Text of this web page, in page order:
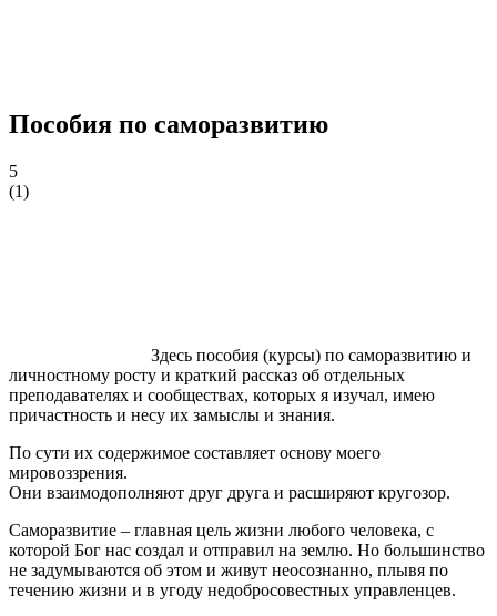
Пособия по саморазвитию
5
(1)
Здесь пособия (курсы) по саморазвитию и
личностному росту и краткий рассказ об отдельных
преподавателях и сообществах, которых я изучал, имею
причастность и несу их замыслы и знания.
По сути их содержимое составляет основу моего
мировоззрения.
Они взаимодополняют друг друга и расширяют кругозор.
Саморазвитие – главная цель жизни любого человека, с
которой Бог нас создал и отправил на землю. Но большинство
не задумываются об этом и живут неосознанно, плывя по
течению жизни и в угоду недобросовестных управленцев.